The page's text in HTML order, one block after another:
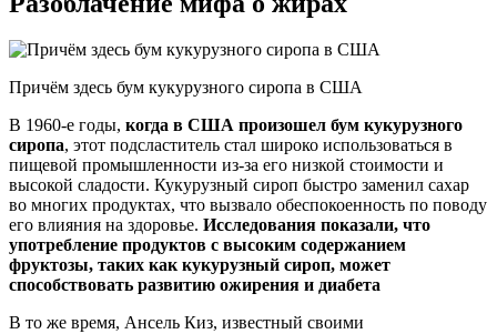
Причём здесь бум кукурузного сиропа в США
В 1960-е годы, когда в США произошел бум кукурузного
сиропа, этот подсластитель стал широко использоваться в
пищевой промышленности из-за его низкой стоимости и
высокой сладости. Кукурузный сироп быстро заменил сахар
во многих продуктах, что вызвало обеспокоенность по поводу
его влияния на здоровье. Исследования показали, что
употребление продуктов с высоким содержанием
фруктозы, таких как кукурузный сироп, может
способствовать развитию ожирения и диабета
В то же время, Ансель Киз, известный своими